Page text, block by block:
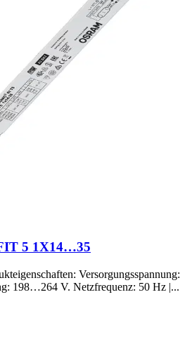
5 1X14…35
Versorgungsspannung:
198…264 V. Netzfrequenz: 50 Hz |...